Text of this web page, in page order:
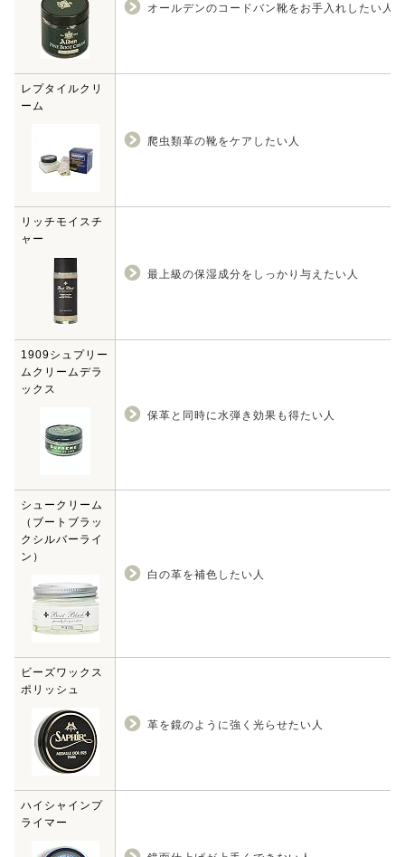
オールデンのコードバン靴をお手入れしたい人
レプタイルクリ
ーム
爬虫類革の靴をケアしたい人
リッチモイスチ
ャー
最上級の保湿成分をしっかり与えたい人
1909シュプリー
ムクリームデラ
ックス
保革と同時に水弾き効果も得たい人
シュークリーム
（ブートブラッ
クシルバーライ
ン）
白の革を補色したい人
ビーズワックス
ポリッシュ
革を鏡のように強く光らせたい人
ハイシャインプ
ライマー